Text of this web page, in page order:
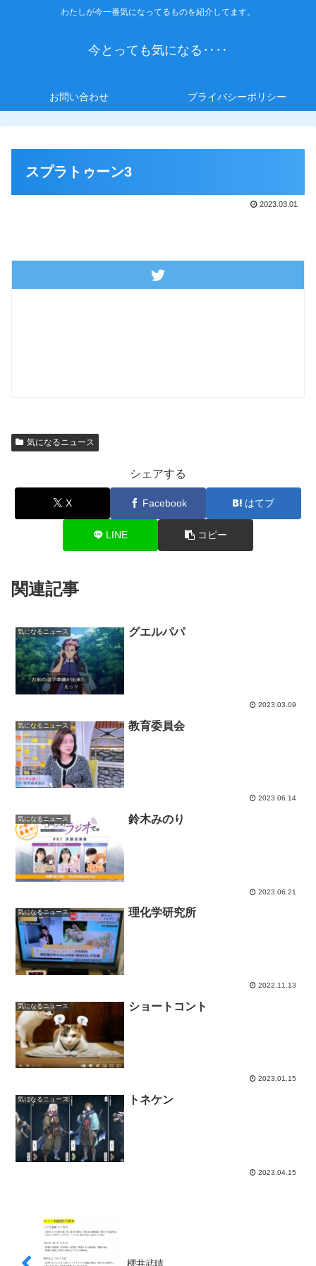
わたしが今一番気になってるものを紹介してます。
今とっても気になる‥‥
お問い合わせ プライバシーポリシー
スプラトゥーン3
2023.03.01
気になるニュース
シェアする
X Facebook はてブ
LINE コピー
関連記事
気になるニュース グエルパパ
2023.03.09
気になるニュース 教育委員会
2023.06.14
気になるニュース 鈴木みのり
2023.06.21
気になるニュース 理化学研究所
2022.11.13
気になるニュース ショートコント
2023.01.15
気になるニュース トネケン
2023.04.15
櫻井武晴